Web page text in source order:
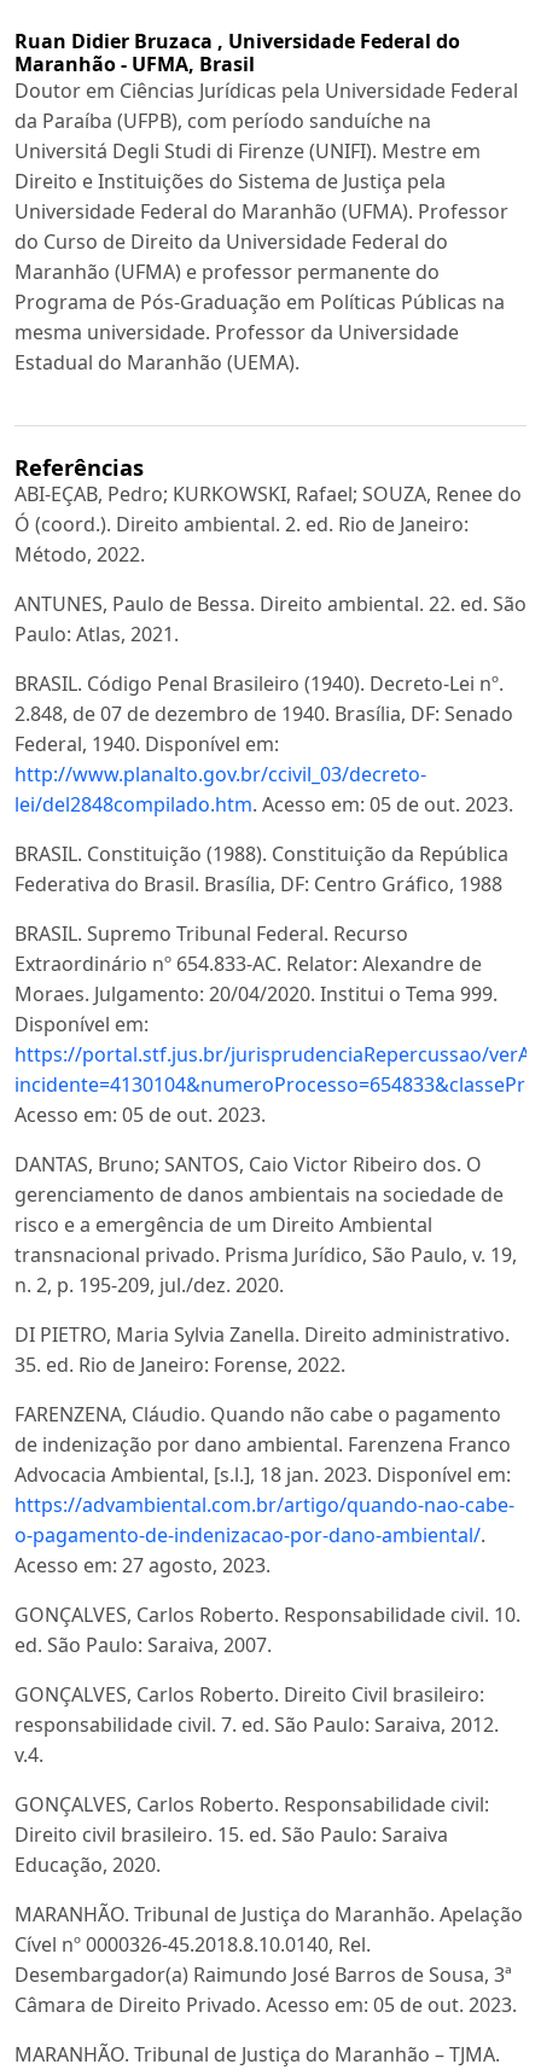
Ruan Didier Bruzaca , Universidade Federal do
Maranhão - UFMA, Brasil
Doutor em Ciências Jurídicas pela Universidade Federal
da Paraíba (UFPB), com período sanduíche na
Universitá Degli Studi di Firenze (UNIFI). Mestre em
Direito e Instituições do Sistema de Justiça pela
Universidade Federal do Maranhão (UFMA). Professor
do Curso de Direito da Universidade Federal do
Maranhão (UFMA) e professor permanente do
Programa de Pós-Graduação em Políticas Públicas na
mesma universidade. Professor da Universidade
Estadual do Maranhão (UEMA).
Referências
ABI-EÇAB, Pedro; KURKOWSKI, Rafael; SOUZA, Renee do
Ó (coord.). Direito ambiental. 2. ed. Rio de Janeiro:
Método, 2022.
ANTUNES, Paulo de Bessa. Direito ambiental. 22. ed. São
Paulo: Atlas, 2021.
BRASIL. Código Penal Brasileiro (1940). Decreto-Lei nº.
2.848, de 07 de dezembro de 1940. Brasília, DF: Senado
Federal, 1940. Disponível em:
http://www.planalto.gov.br/ccivil_03/decreto-
lei/del2848compilado.htm. Acesso em: 05 de out. 2023.
BRASIL. Constituição (1988). Constituição da República
Federativa do Brasil. Brasília, DF: Centro Gráfico, 1988
BRASIL. Supremo Tribunal Federal. Recurso
Extraordinário nº 654.833-AC. Relator: Alexandre de
Moraes. Julgamento: 20/04/2020. Institui o Tema 999.
Disponível em:
https://portal.stf.jus.br/jurisprudenciaRepercussao/
Acesso em: 05 de out. 2023.
DANTAS, Bruno; SANTOS, Caio Victor Ribeiro dos. O
gerenciamento de danos ambientais na sociedade de
risco e a emergência de um Direito Ambiental
transnacional privado. Prisma Jurídico, São Paulo, v. 19,
n. 2, p. 195-209, jul./dez. 2020.
DI PIETRO, Maria Sylvia Zanella. Direito administrativo.
35. ed. Rio de Janeiro: Forense, 2022.
FARENZENA, Cláudio. Quando não cabe o pagamento
de indenização por dano ambiental. Farenzena Franco
Advocacia Ambiental, [s.l.], 18 jan. 2023. Disponível em:
https://advambiental.com.br/artigo/quando-nao-cabe-
o-pagamento-de-indenizacao-por-dano-ambiental/.
Acesso em: 27 agosto, 2023.
GONÇALVES, Carlos Roberto. Responsabilidade civil. 10.
ed. São Paulo: Saraiva, 2007.
GONÇALVES, Carlos Roberto. Direito Civil brasileiro:
responsabilidade civil. 7. ed. São Paulo: Saraiva, 2012.
v.4.
GONÇALVES, Carlos Roberto. Responsabilidade civil:
Direito civil brasileiro. 15. ed. São Paulo: Saraiva
Educação, 2020.
MARANHÃO. Tribunal de Justiça do Maranhão. Apelação
Cível nº 0000326-45.2018.8.10.0140, Rel.
Desembargador(a) Raimundo José Barros de Sousa, 3ª
Câmara de Direito Privado. Acesso em: 05 de out. 2023.
MARANHÃO. Tribunal de Justiça do Maranhão – TJMA.